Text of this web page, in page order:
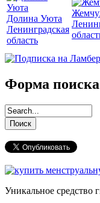
Долина Уюта
Ленинградская
область
Форма поиска
Уникальное средство